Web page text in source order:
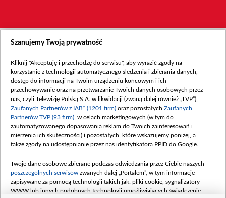
Szanujemy Twoją prywatność
Kliknij "Akceptuję i przechodzę do serwisu", aby wyrazić zgody na
korzystanie z technologii automatycznego śledzenia i zbierania danych,
dostęp do informacji na Twoim urządzeniu końcowym i ich
przechowywanie oraz na przetwarzanie Twoich danych osobowych przez
nas, czyli Telewizję Polską S.A. w likwidacji (zwaną dalej również „TVP”),
Zaufanych Partnerów z IAB* (1201 firm) oraz pozostałych Zaufanych
Partnerów TVP (93 firm) , w celach marketingowych (w tym do
zautomatyzowanego dopasowania reklam do Twoich zainteresowań i
mierzenia ich skuteczności) i pozostałych, które wskazujemy poniżej, a
także zgody na udostępnianie przez nas identyfikatora PPID do Google.
Twoje dane osobowe zbierane podczas odwiedzania przez Ciebie naszych
poszczególnych serwisów zwanych dalej „Portalem”, w tym informacje
zapisywane za pomocą technologii takich jak: pliki cookie, sygnalizatory
WWW lub innych podobnych technologii umożliwiających świadczenie